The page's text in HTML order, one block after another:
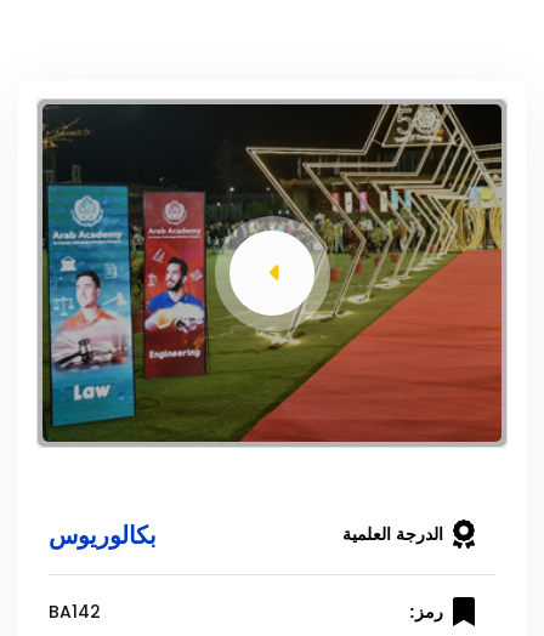
الدرجة العلمية بكالوريوس
رمز: BA142